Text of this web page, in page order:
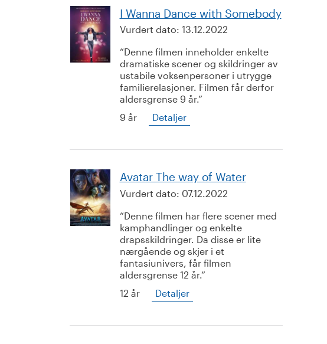
I Wanna Dance with Somebody
Vurdert dato: 13.12.2022
Denne filmen inneholder enkelte
dramatiske scener og skildringer av
ustabile voksenpersoner i utrygge
familierelasjoner. Filmen får derfor
aldersgrense 9 år.
9 år
Detaljer
Avatar The way of Water
Vurdert dato: 07.12.2022
Denne filmen har flere scener med
kamphandlinger og enkelte
drapsskildringer. Da disse er lite
nærgående og skjer i et
fantasiunivers, får filmen
aldersgrense 12 år.
12 år
Detaljer